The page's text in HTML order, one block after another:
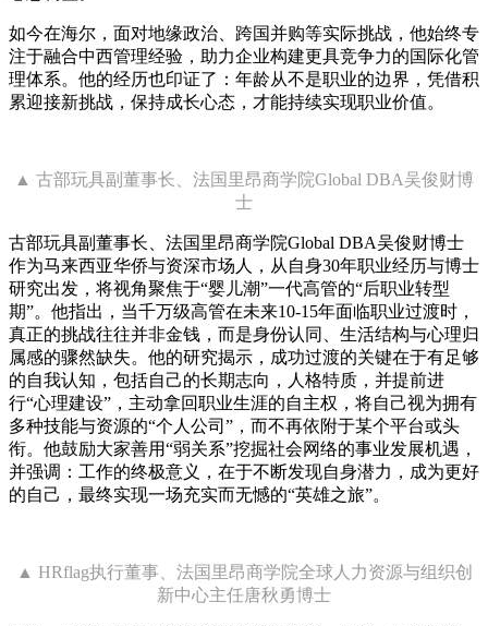
如今在海尔，面对地缘政治、跨国并购等实际挑战，他始终专
注于融合中西管理经验，助力企业构建更具竞争力的国际化管
理体系。他的经历也印证了：年龄从不是职业的边界，凭借积
累迎接新挑战，保持成长心态，才能持续实现职业价值。
▲ 古部玩具副董事长、法国里昂商学院Global DBA吴俊财博
士
古部玩具副董事长、法国里昂商学院Global DBA吴俊财博士
作为马来西亚华侨与资深市场人，从自身30年职业经历与博士
研究出发，将视角聚焦于“婴儿潮”一代高管的“后职业转型
期”。他指出，当千万级高管在未来10-15年面临职业过渡时，
真正的挑战往往并非金钱，而是身份认同、生活结构与心理归
属感的骤然缺失。他的研究揭示，成功过渡的关键在于有足够
的自我认知，包括自己的长期志向，人格特质，并提前进
行“心理建设”，主动拿回职业生涯的自主权，将自己视为拥有
多种技能与资源的“个人公司”，而不再依附于某个平台或头
衔。他鼓励大家善用“弱关系”挖掘社会网络的事业发展机遇，
并强调：工作的终极意义，在于不断发现自身潜力，成为更好
的自己，最终实现一场充实而无憾的“英雄之旅”。
▲ HRflag执行董事、法国里昂商学院全球人力资源与组织创
新中心主任唐秋勇博士